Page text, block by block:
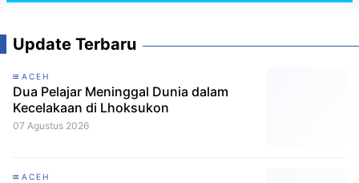
Update Terbaru
ACEH
Dua Pelajar Meninggal Dunia dalam
Kecelakaan di Lhoksukon
07 Agustus 2026
ACEH